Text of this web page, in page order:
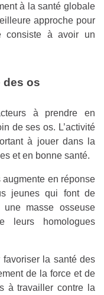
à la santé globale
approche pour
consiste à avoir un
des os
à prendre en
de ses os. L’activité
à jouer dans la
et en bonne santé.
en réponse
jeunes qui font de
une masse osseuse
leurs homologues
la santé des
de la force et de
à travailler contre la